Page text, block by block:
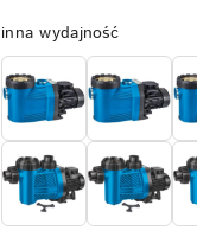
Wariant
inna wydajność